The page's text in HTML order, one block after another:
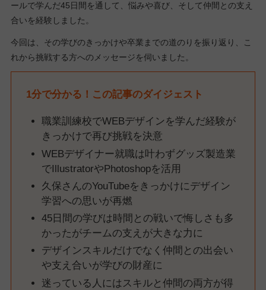
ールで学んだ45日間を通して、悩みや喜び、そして仲間との支え
合いを経験しました。
今回は、その学びのきっかけや卒業までの道のりを振り返り、こ
れから挑戦する方へのメッセージを伺いました。
1分で分かる！この記事のダイジェスト
職業訓練校でWEBデザインを学んだ経験が
きっかけで再び挑戦を決意
WEBデザイナー就職は叶わずグッズ製造業
でIllustratorやPhotoshopを活用
久保さんのYouTubeをきっかけにデザイン
学習への思いが再燃
45日間の学びは時間との戦いで悔しさも多
かったがチームの支えが大きな力に
デザインスキルだけでなく仲間との出会い
や支え合いが学びの財産に
迷っている人にはスキルと仲間の両方が得